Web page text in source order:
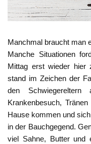
Manchmal braucht man
Manche Situationen
Mittag erst wieder hier
stand im Zeichen der
den
Krankenbesuch,
Hause kommen und
in der Bauchgegend.
viel Sahne, Butter und